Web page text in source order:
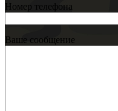
Номер телефона
Ваше сообщение